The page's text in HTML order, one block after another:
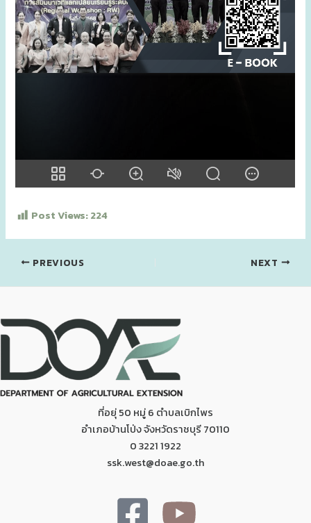
Post Views:224
PREVIOUS NEXT
ที่อยุ่ 50 หมู่ 6 ตำบลเบิกไพร
อำเภอบ้านโป่ง จังหวัดราชบุรี 70110
0 3221 1922
ssk.west@doae.go.th